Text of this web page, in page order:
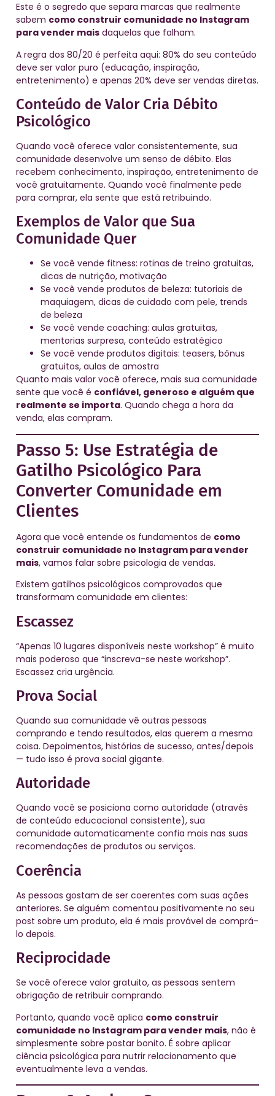
Este é o segredo que separa marcas que realmente
sabem como construir comunidade no Instagram
para vender mais daquelas que falham.
A regra dos 80/20 é perfeita aqui: 80% do seu conteúdo
deve ser valor puro (educação, inspiração,
entretenimento) e apenas 20% deve ser vendas diretas.
Conteúdo de Valor Cria Débito
Psicológico
Quando você oferece valor consistentemente, sua
comunidade desenvolve um senso de débito. Elas
recebem conhecimento, inspiração, entretenimento de
você gratuitamente. Quando você finalmente pede
para comprar, ela sente que está retribuindo.
Exemplos de Valor que Sua
Comunidade Quer
Se você vende fitness: rotinas de treino gratuitas,
dicas de nutrição, motivação
Se você vende produtos de beleza: tutoriais de
maquiagem, dicas de cuidado com pele, trends
de beleza
Se você vende coaching: aulas gratuitas,
mentorias surpresa, conteúdo estratégico
Se você vende produtos digitais: teasers, bônus
gratuitos, aulas de amostra
Quanto mais valor você oferece, mais sua comunidade
sente que você é confiável, generoso e alguém que
realmente se importa. Quando chega a hora da
venda, elas compram.
Passo 5: Use Estratégia de
Gatilho Psicológico Para
Converter Comunidade em
Clientes
Agora que você entende os fundamentos de como
construir comunidade no Instagram para vender
mais, vamos falar sobre psicologia de vendas.
Existem gatilhos psicológicos comprovados que
transformam comunidade em clientes:
Escassez
“Apenas 10 lugares disponíveis neste workshop” é muito
mais poderoso que “inscreva-se neste workshop”.
Escassez cria urgência.
Prova Social
Quando sua comunidade vê outras pessoas
comprando e tendo resultados, elas querem a mesma
coisa. Depoimentos, histórias de sucesso, antes/depois
— tudo isso é prova social gigante.
Autoridade
Quando você se posiciona como autoridade (através
de conteúdo educacional consistente), sua
comunidade automaticamente confia mais nas suas
recomendações de produtos ou serviços.
Coerência
As pessoas gostam de ser coerentes com suas ações
anteriores. Se alguém comentou positivamente no seu
post sobre um produto, ela é mais provável de comprá-
lo depois.
Reciprocidade
Se você oferece valor gratuito, as pessoas sentem
obrigação de retribuir comprando.
Portanto, quando você aplica como construir
comunidade no Instagram para vender mais, não é
simplesmente sobre postar bonito. É sobre aplicar
ciência psicológica para nutrir relacionamento que
eventualmente leva a vendas.